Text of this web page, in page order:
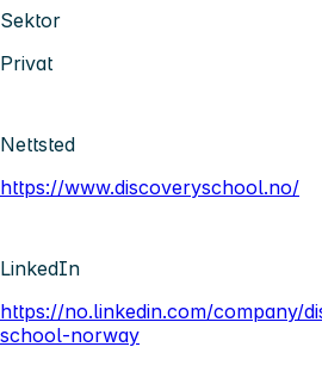
Sektor
Privat
Nettsted
https://www.discoveryschool.no/
LinkedIn
https://no.linkedin.com/company/
school-norway